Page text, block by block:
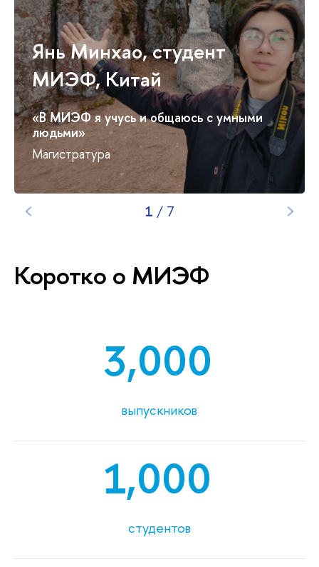
Янь Минхао, студент
МИЭФ, Китай
«В МИЭФ я учусь и общаюсь с умными
людьми»
Магистратура
1 / 7
Коротко о МИЭФ
3,000
выпускников
1,000
студентов